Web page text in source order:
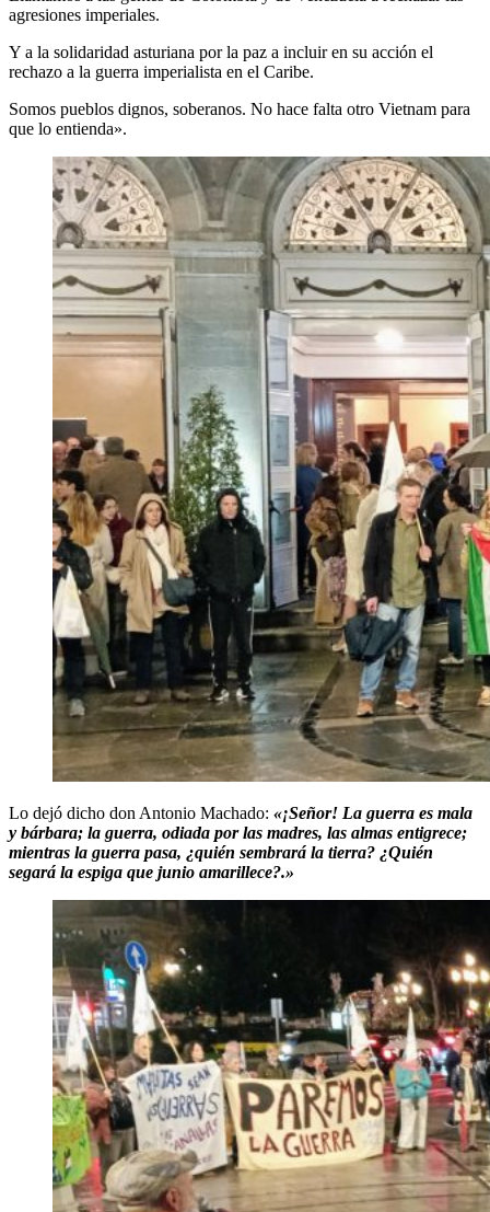
agresiones imperiales.
Y a la solidaridad asturiana por la paz a incluir en su acción el
rechazo a la guerra imperialista en el Caribe.
Somos pueblos dignos, soberanos. No hace falta otro Vietnam para
que lo entienda».
Lo dejó dicho don Antonio Machado: «¡Señor! La guerra es mala
y bárbara; la guerra, odiada por las madres, las almas entigrece;
mientras la guerra pasa, ¿quién sembrará la tierra? ¿Quién
segará la espiga que junio amarillece?.»